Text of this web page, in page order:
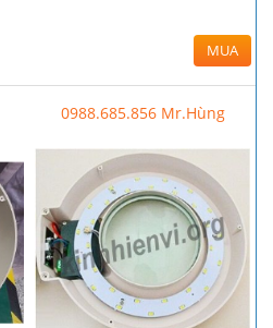
MUA
0988.685.856 Mr.Hùng